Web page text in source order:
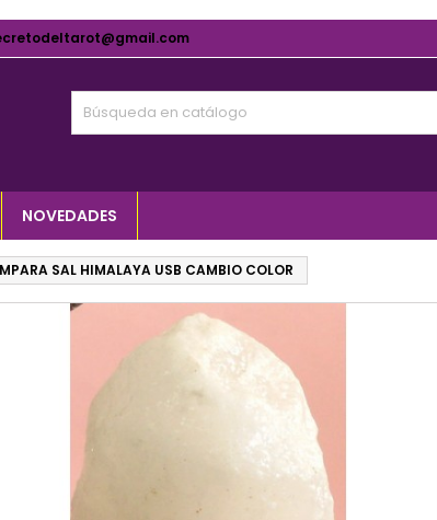
NOVEDADES
SAL HIMALAYA USB CAMBIO COLOR